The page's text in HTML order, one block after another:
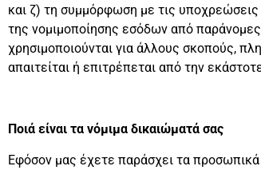
και ζ) τη συμμόρφωση με τις
της νομιμοποίησης εσόδων από
χρησιμοποιούνται για άλλους σκοπούς,
απαιτείται ή επιτρέπεται από την
Ποιά είναι τα νόμιμα δικαιώματά σας
Εφόσον μας έχετε παράσχει τα